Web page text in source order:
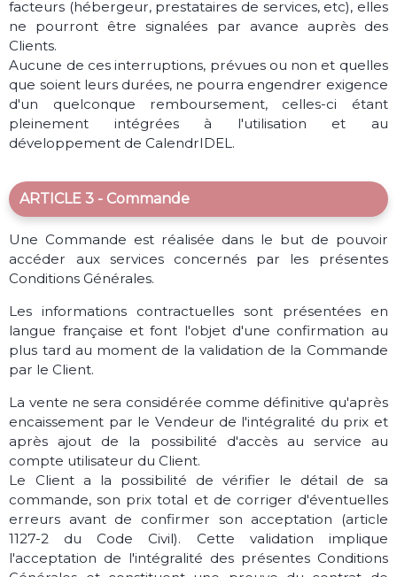
facteurs (hébergeur, prestataires de services, etc), elles
ne pourront être signalées par avance auprès des
Clients.
Aucune de ces interruptions, prévues ou non et quelles
que soient leurs durées, ne pourra engendrer exigence
d'un quelconque remboursement, celles-ci étant
pleinement intégrées à l'utilisation et au
développement de CalendrIDEL.
ARTICLE 3 - Commande
Une Commande est réalisée dans le but de pouvoir
accéder aux services concernés par les présentes
Conditions Générales.
Les informations contractuelles sont présentées en
langue française et font l'objet d'une confirmation au
plus tard au moment de la validation de la Commande
par le Client.
La vente ne sera considérée comme définitive qu'après
encaissement par le Vendeur de l'intégralité du prix et
après ajout de la possibilité d'accès au service au
compte utilisateur du Client.
Le Client a la possibilité de vérifier le détail de sa
commande, son prix total et de corriger d'éventuelles
erreurs avant de confirmer son acceptation (article
1127-2 du Code Civil). Cette validation implique
l'acceptation de l'intégralité des présentes Conditions